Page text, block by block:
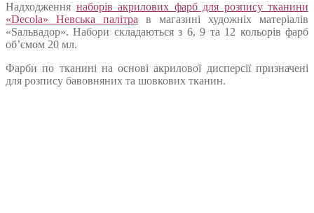
Надходження наборів акрилових фарб для розпису тканини
«Decola» Невська палітра в магазині художніх матеріалів
«Sальвадор». Набори складаються з 6, 9 та 12 кольорів фарб
об’ємом 20 мл.
Фарби по тканині на основі акрилової дисперсії призначені
для розпису бавовняних та шовкових тканин.